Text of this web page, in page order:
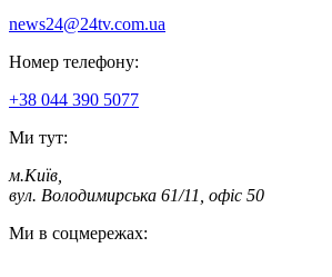
news24@24tv.com.ua
Номер телефону:
+38 044 390 5077
Ми тут:
м.Київ
вул. Володимирська 61/11, офіс 50
Ми в соцмережах: